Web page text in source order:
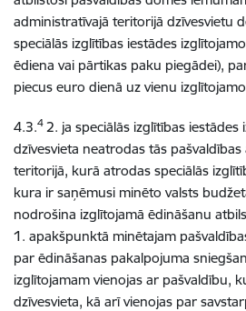
administratīvajā teritorijā dzīvesvietu
speciālās izglītības iestādes
ēdiena vai pārtikas paku piegādei),
piecus euro dienā uz vienu
4.3.42. ja speciālās izglītības iestādes
dzīvesvieta neatrodas tās
teritorijā, kurā atrodas speciālās
kura ir saņēmusi minēto valsts
nodrošina izglītojamā ēdināšanu
1. apakšpunktā minētajam
par ēdināšanas pakalpojuma
izglītojamam vienojas ar pašvaldību,
dzīvesvieta, kā arī vienojas par